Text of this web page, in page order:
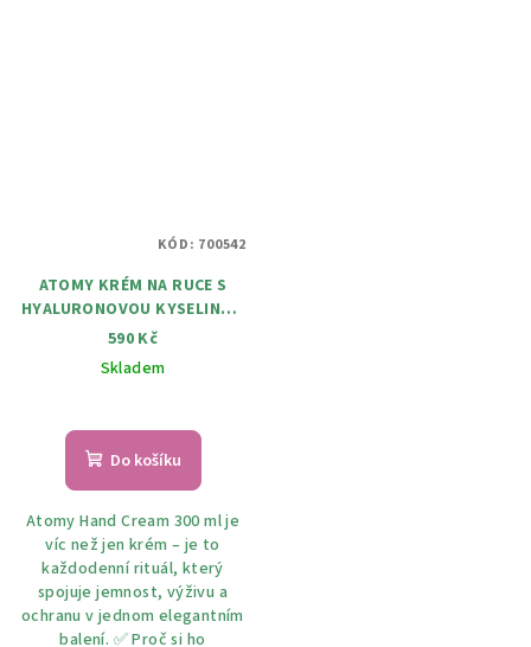
ATOMY KRÉM NA RUCE S
HYALURONOVOU KYSELINOU
300 ml
590 Kč
Skladem
Do košíku
Atomy Hand Cream 300 ml je
víc než jen krém – je to
každodenní rituál, který
spojuje jemnost, výživu a
ochranu v jednom elegantním
balení. ✅ Proč si ho
KÓD: 700542